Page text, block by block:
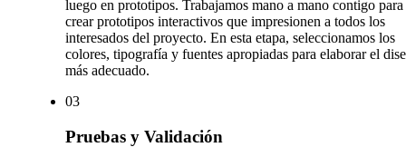
luego en prototipos. Trabajamos mano a mano contigo para
crear prototipos interactivos que impresionen a todos los
interesados del proyecto. En esta etapa, seleccionamos los
colores, tipografía y fuentes apropiadas para elaborar el
más adecuado.
03
Pruebas y Validación